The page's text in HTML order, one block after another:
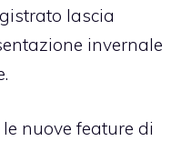
lascia
invernale
nuove feature di